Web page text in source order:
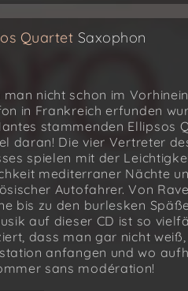
Quartet Saxophon
man nicht schon im
in Frankreich erfunden
stammenden Ellipsos
daran! Die vier Vertreter
spielen mit der
mediterraner Nächte
Autofahrer. Von
bis zu den burlesken
auf dieser CD ist so
dass man gar nicht
anfangen und wo
sans modération!